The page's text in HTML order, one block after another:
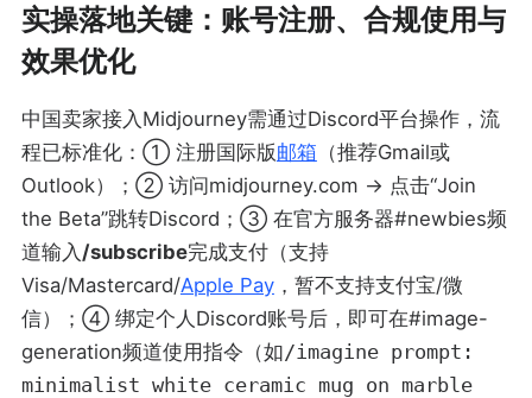
实操落地关键：账号注册、合规使用与
效果优化
中国卖家接入Midjourney需通过Discord平台操作，流
程已标准化：① 注册国际版邮箱 （推荐Gmail或
Outlook）；② 访问midjourney.com → 点击“Join
the Beta”跳转Discord；③ 在官方服务器#newbies频
道输入 /subscribe完成支付（支持
Visa/Mastercard/Apple Pay，暂不支持支付宝/微
信）；④ 绑定个人Discord账号后，即可在#image-
generation频道使用指令（如/imagine prompt:
minimalist white ceramic mug on marble